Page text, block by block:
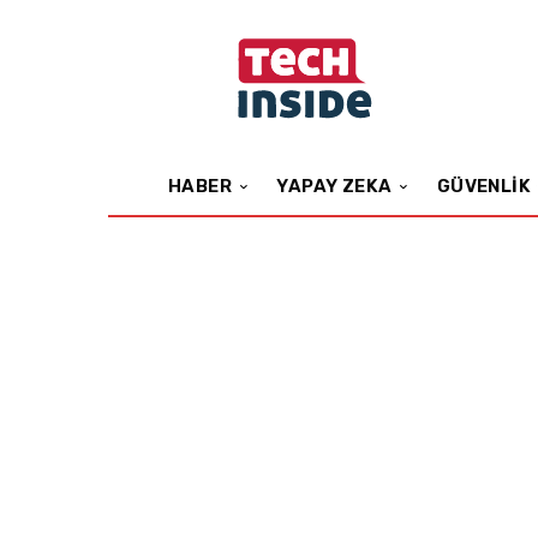
HABER YAPAY ZEKA GÜVENLIK